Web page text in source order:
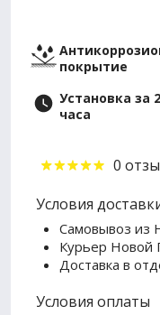
покрытие
Установка за 2
часа
0
Условия
Самовывоз из
Курьер Новой
Доставка в
Условия оплаты